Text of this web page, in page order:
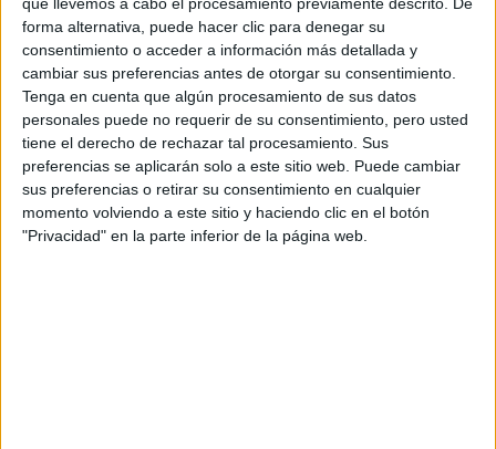
forma alternativa, puede hacer clic para denegar su
consentimiento o acceder a información más detallada y
cambiar sus preferencias antes de otorgar su consentimiento.
Tenga en cuenta que algún procesamiento de sus datos
personales puede no requerir de su consentimiento, pero usted
tiene el derecho de rechazar tal procesamiento. Sus
preferencias se aplicarán solo a este sitio web. Puede cambiar
sus preferencias o retirar su consentimiento en cualquier
momento volviendo a este sitio y haciendo clic en el botón
"Privacidad" en la parte inferior de la página web.
privacidad :*
Información básica sobre protección de datos
Responsable:Compás Mediterráneo SL (Editora de la